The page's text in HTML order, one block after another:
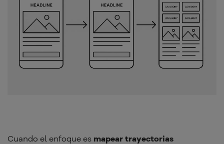
Cuando el enfoque es mapear trayectorias